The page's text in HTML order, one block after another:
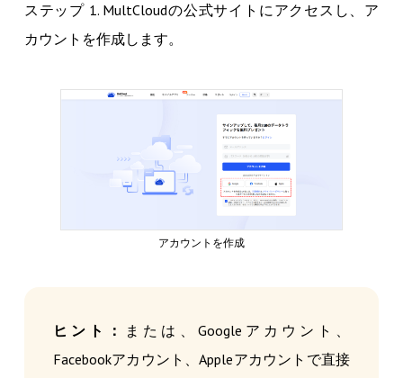
ステップ 1. MultCloudの公式サイトにアクセスし、ア
カウントを作成します。
アカウントを作成
ヒント：
または、Googleアカウント、
Facebookアカウント、Appleアカウントで直接